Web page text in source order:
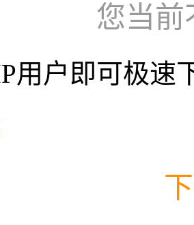
您当前
用户即可极速